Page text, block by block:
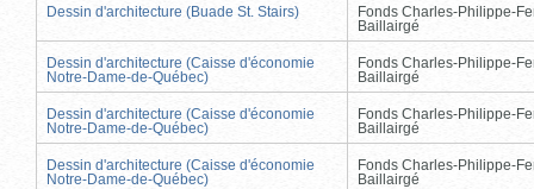
Dessin d'architecture (Buade St. Stairs)
Fonds Charles-Philippe-
Baillairgé
Dessin d'architecture (Caisse d'économie
Notre-Dame-de-Québec)
Fonds Charles-Philippe-
Baillairgé
Dessin d'architecture (Caisse d'économie
Notre-Dame-de-Québec)
Fonds Charles-Philippe-
Baillairgé
Dessin d'architecture (Caisse d'économie
Notre-Dame-de-Québec)
Fonds Charles-Philippe-
Baillairgé